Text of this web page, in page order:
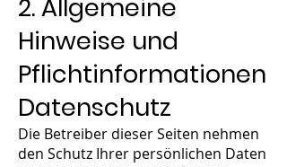
2. Allgemeine
Hinweise und
Pflichtinformationen
Datenschutz
Die Betreiber dieser Seiten nehmen
den Schutz Ihrer persönlichen Daten